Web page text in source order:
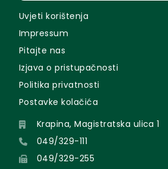
Uvjeti korištenja
Impressum
Pitajte nas
Izjava o pristupačnosti
Politika privatnosti
Postavke kolačića
Krapina, Magistratska ulica 1
049/329-111
049/329-255